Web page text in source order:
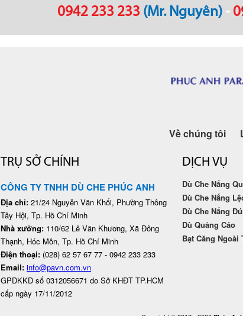
0942 233 233 (Mr. Nguyên) -
Về chúng tôi
TRỤ SỞ CHÍNH
CÔNG TY TNHH DÙ CHE PHÚC ANH
Địa chỉ: 21/24 Nguyễn Văn Khối, Phường Thông
Tây Hội, Tp. Hồ Chí Minh
Nhà xưởng: 110/62 Lê Văn Khương, Xã Đông
Thạnh, Hóc Môn, Tp. Hồ Chí Minh
Điện thoại: (028) 62 57 67 77 - 0942 233 233
Email: info@pavn.com.vn
GPDKKD số 0312056671 do Sở KHĐT TP.HCM
cấp ngày 17/11/2012
DỊCH VỤ
Dù Che Nắng
Dù Che Nắng
Dù Che Nắng
Dù Quảng Cáo
Bạt Căng Ngoài